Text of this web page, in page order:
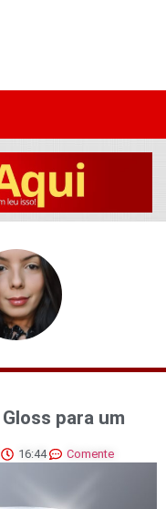
para um
16:44 Comente